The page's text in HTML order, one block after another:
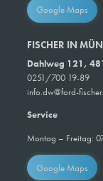
Google Maps
FISCHER IN
Dahlweg 121,
0251/700 19-89
info.dw@ford-
Service
Montag – Freitag:
Google Maps